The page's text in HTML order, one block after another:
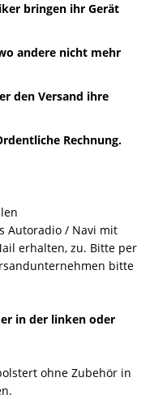
bringen ihr Gerät
andere nicht mehr
den Versand ihre
Rechnung.
Autoradio / Navi mit
erhalten, zu. Bitte per
bitte
in der linken oder
ohne Zubehör in